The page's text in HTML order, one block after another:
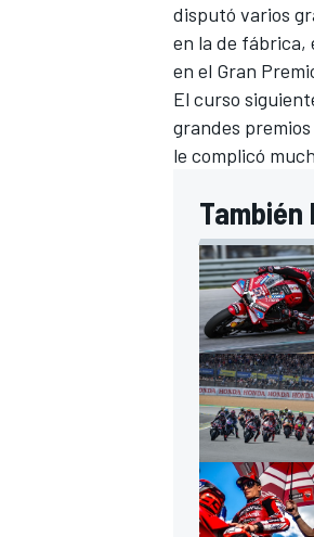
disputó varios
en la de fábrica,
en el Gran
El curso
grandes
le complicó
También